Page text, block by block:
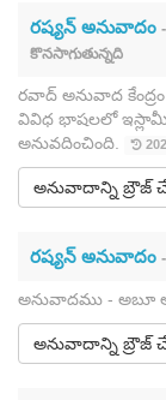
రష్యన్ అనువాదం
కొనసాగుతున్నది
రవాద్ అనువాద
వివిధ భాషలలో
అనువదించింది.
అనువాదాన్ని బ్రౌజ్
రష్యన్ అనువాదం
అనువాదము - అబూ
అనువాదాన్ని బ్రౌజ్